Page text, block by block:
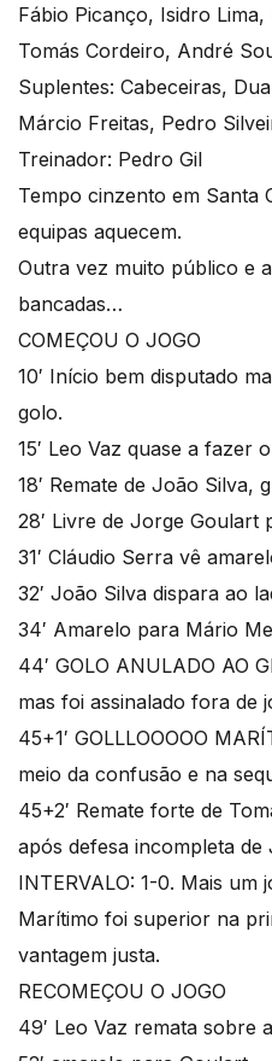
Fábio Picanço, Isidro
Tomás Cordeiro, André
Suplentes: Cabeceiras,
Márcio Freitas, Pedro
Treinador: Pedro Gil
Tempo cinzento em Santa
equipas aquecem.
Outra vez muito público e
bancadas…
COMEÇOU O JOGO
10′ Início bem disputado
golo.
15′ Leo Vaz quase a fazer
18′ Remate de João Silva,
28′ Livre de Jorge Goulart
31′ Cláudio Serra vê
32′ João Silva dispara ao
34′ Amarelo para Mário
44′ GOLO ANULADO AO
mas foi assinalado fora de
45+1′ GOLLLOOOOO
meio da confusão e na
45+2′ Remate forte de
após defesa incompleta de
INTERVALO: 1-0. Mais
Marítimo foi superior na
vantagem justa.
RECOMEÇOU O JOGO
49′ Leo Vaz remata sobre